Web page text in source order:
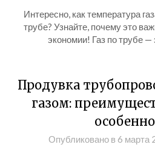
Интересно, как температура
трубе? Узнайте, почему это
экономии! Газ по трубе —
Продувка
газом:
Опубликовано в 6 марта